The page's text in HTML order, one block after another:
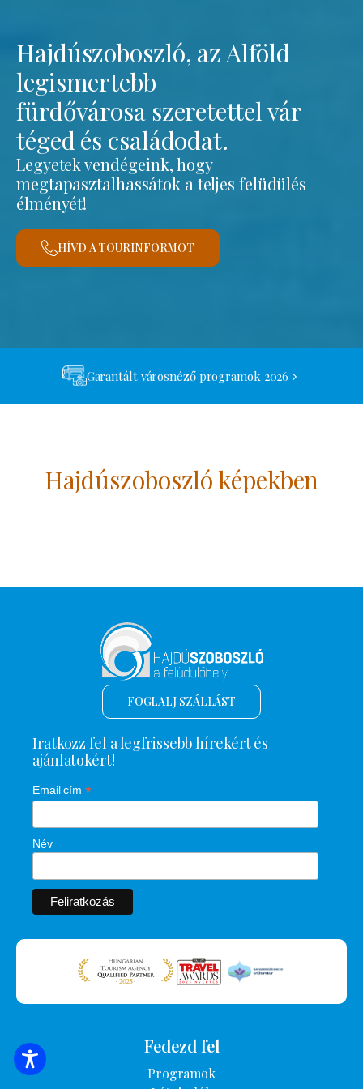
Hajdúszoboszló, az Alföld
legismertebb
fürdővárosa szeretettel vár
téged és családodat.
Legyetek vendégeink, hogy
megtapasztalhassátok a teljes felüdülés
élményét!
HÍVD A TOURINFORMOT
Garantált városnéző programok 2026
Hajdúszoboszló képekben
SZÁLLÁSOK KERESÉSE
FOGLALJ SZÁLLÁST
Iratkozz fel a legfrissebb hírekért és
ajánlatokért!
Email cím *
Név
Fedezd fel
Programok